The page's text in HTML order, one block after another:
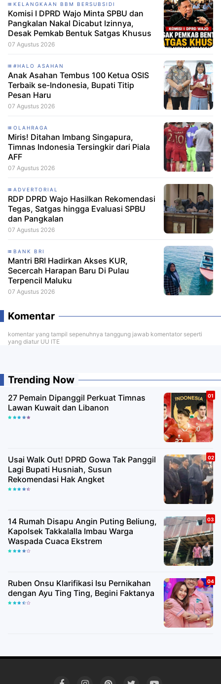
KELANGKAAN BBM BERSUBSIDI
Komisi I DPRD Wajo Minta SPBU dan
Pangkalan Nakal Dicabut Izinnya,
Desak Pemkab Bentuk Satgas Khusus
07 Agustus 2026
#HALO ASAHAN
Anak Asahan Tembus 100 Ketua OSIS
Terbaik se-Indonesia, Bupati Titip
Pesan Haru
07 Agustus 2026
OLAHRAGA
Miris! Ditahan Imbang Singapura,
Timnas Indonesia Tersingkir dari Piala
AFF
07 Agustus 2026
ADVERTORIAL
RDP DPRD Wajo Hasilkan Rekomendasi
Tegas, Satgas hingga Evaluasi SPBU
dan Pangkalan
07 Agustus 2026
BANK BRI
Mantri BRI Hadirkan Akses KUR,
Secercah Harapan Baru Di Pulau
Terpencil Maluku
07 Agustus 2026
Komentar
komentar yang tampil sepenuhnya tanggung jawab komentator seperti
yang diatur UU ITE
Trending Now
27 Pemain Dipanggil Perkuat Timnas
Lawan Kuwait dan Libanon
Usai Walk Out! DPRD Gowa Tak Panggil
Lagi Bupati Husniah, Susun
Rekomendasi Hak Angket
14 Rumah Disapu Angin Puting Beliung,
Kapolsek Takkalalla Imbau Warga
Waspada Cuaca Ekstrem
Ruben Onsu Klarifikasi Isu Pernikahan
dengan Ayu Ting Ting, Begini Faktanya